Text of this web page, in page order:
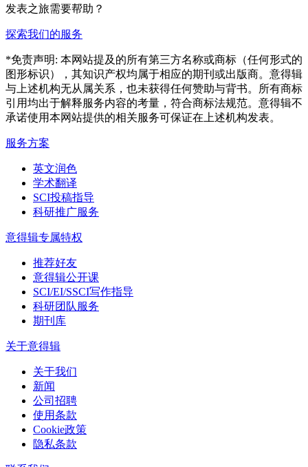
发表之旅需要帮助？
探索我们的服务
*免责声明: 本网站提及的所有第三方名称或商标（任何形式的
图形标识），其知识产权均属于相应的期刊或出版商。意得辑
与上述机构无从属关系，也未获得任何赞助与背书。所有商标
引用均出于解释服务内容的考量，符合商标法规范。意得辑不
承诺使用本网站提供的相关服务可保证在上述机构发表。
服务方案
英文润色
学术翻译
SCI投稿指导
科研推广服务
意得辑专属特权
推荐好友
意得辑公开课
SCI/EI/SSCI写作指导
科研团队服务
期刊库
关于意得辑
关于我们
新闻
公司招聘
使用条款
Cookie政策
隐私条款